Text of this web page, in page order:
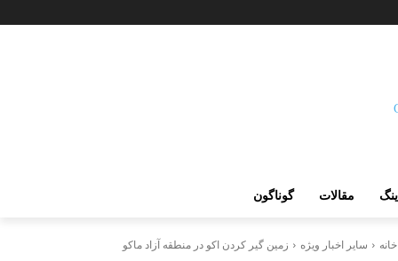
مقالات گوناگون
خانه سایر اخبار ویژه زمین گیر کردن اکو در منطقه آزاد ماکو